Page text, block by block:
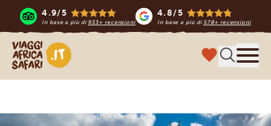
4.9/5
In base a più di 933+ recensioni
4.8/5
In base a più di578+ recensioni
Viaggi Africa Safari